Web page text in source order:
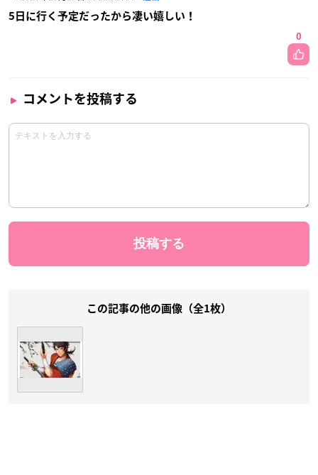
5日に行く予定だったから凄い嬉しい！
0
コメントを投稿する
この記事の他の画像（全1枚）